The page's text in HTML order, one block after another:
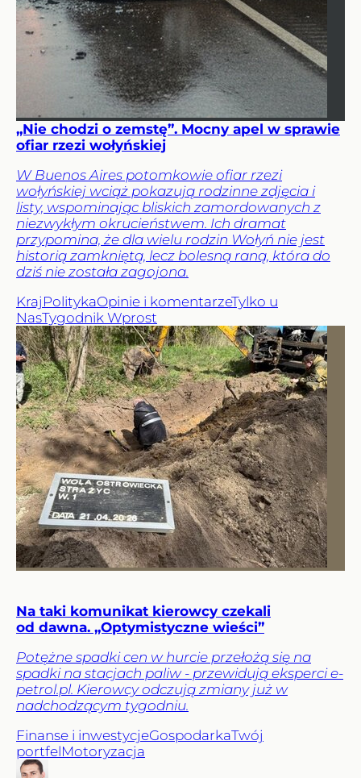
„Nie chodzi o zemstę”. Mocny apel w sprawie
ofiar rzezi wołyńskiej
W Buenos Aires potomkowie ofiar rzezi
wołyńskiej wciąż pokazują rodzinne zdjęcia i
listy, wspominając bliskich zamordowanych z
niezwykłym okrucieństwem. Ich dramat
przypomina, że dla wielu rodzin Wołyń nie jest
historią zamkniętą, lecz bolesną raną, która do
dziś nie została zagojona.
Kraj PolitykaOpinie i komentarzeTylko u
NasTygodnik Wprost
Na taki komunikat kierowcy czekali
od dawna. „Optymistyczne wieści”
Potężne spadki cen w hurcie przełożą się na
spadki na stacjach paliw - przewidują eksperci e-
petrol.pl. Kierowcy odczują zmiany już w
nadchodzącym tygodniu.
Finanse i inwestycjeGospodarkaTwój
portfelMotoryzacja